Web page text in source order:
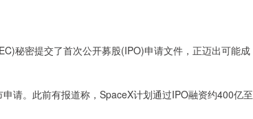
秘密提交了首次公开募股(IPO)申请文件，正迈出可能成
请。此前有报道称，SpaceX计划通过IPO融资约400亿至